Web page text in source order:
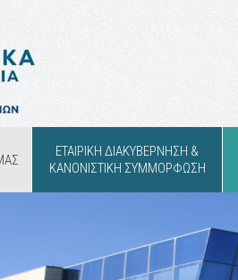
ΕΤΑΙΡΙΚΗ ΔΙΑΚΥΒΕΡΝΗΣΗ &
ΚΑΝΟΝΙΣΤΙΚΗ ΣΥΜΜΟΡΦΩΣΗ